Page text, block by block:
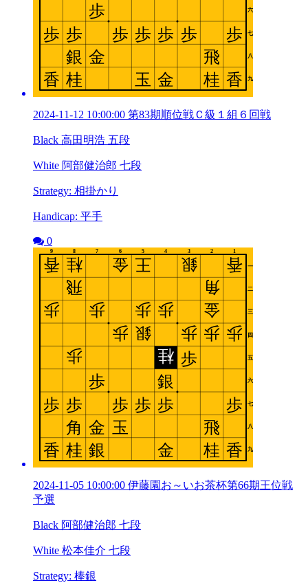
2024-11-12 10:00:00 第83期順位戦Ｃ級１組６回戦
Black 高田明浩 五段
White 阿部健治郎 七段
Strategy: 相掛かり
Handicap: 平手
0
2024-11-05 10:00:00 伊藤園お～いお茶杯第66期王位戦
予選
Black 阿部健治郎 七段
White 松本佳介 七段
Strategy: 棒銀